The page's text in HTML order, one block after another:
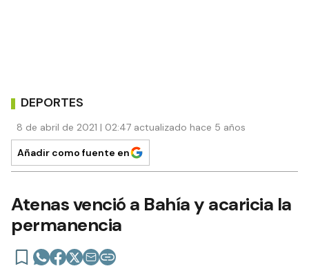
DEPORTES
8 de abril de 2021 | 02:47 actualizado hace 5 años
Añadir como fuente en
Atenas venció a Bahía y acaricia la
permanencia